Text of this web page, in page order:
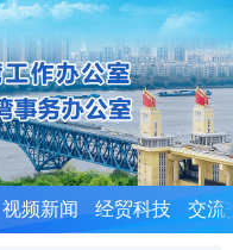
视频新闻 经贸科技 交流